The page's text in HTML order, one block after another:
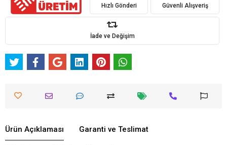
Hızlı Gönderi Güvenli Alışveriş
İade ve Değişim
Ürün Açıklaması Garanti ve Teslimat